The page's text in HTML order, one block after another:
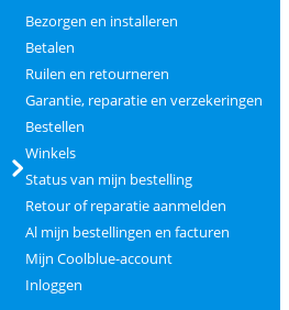
Bezorgen en installeren
Betalen
Ruilen en retourneren
Garantie, reparatie en verzekeringen
Bestellen
Winkels
Status van mijn bestelling
Retour of reparatie aanmelden
Al mijn bestellingen en facturen
Mijn Coolblue-account
Inloggen